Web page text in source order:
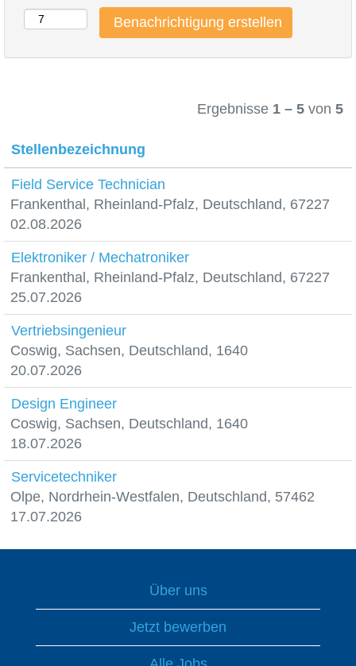
Ergebnisse 1 – 5 von 5
Stellenbezeichnung
Field Service Technician
Frankenthal, Rheinland-Pfalz, Deutschland, 67227
02.08.2026
Elektroniker / Mechatroniker
Frankenthal, Rheinland-Pfalz, Deutschland, 67227
25.07.2026
Vertriebsingenieur
Coswig, Sachsen, Deutschland, 1640
20.07.2026
Design Engineer
Coswig, Sachsen, Deutschland, 1640
18.07.2026
Servicetechniker
Olpe, Nordrhein-Westfalen, Deutschland, 57462
17.07.2026
Über uns
Jetzt bewerben